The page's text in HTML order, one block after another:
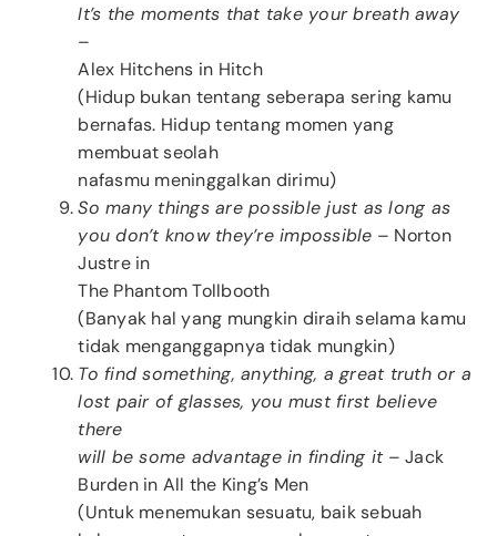
It’s the moments that take your breath away
–
Alex Hitchens in Hitch
(Hidup bukan tentang seberapa sering kamu
bernafas. Hidup tentang momen yang
membuat seolah
nafasmu meninggalkan dirimu)
So many things are possible just as long as
you don’t know they’re impossible – Norton
Justre in
The Phantom Tollbooth
(Banyak hal yang mungkin diraih selama kamu
tidak menganggapnya tidak mungkin)
To find something, anything, a great truth or a
lost pair of glasses, you must first believe
there
will be some advantage in finding it– Jack
Burden in All the King’s Men
(Untuk menemukan sesuatu, baik sebuah